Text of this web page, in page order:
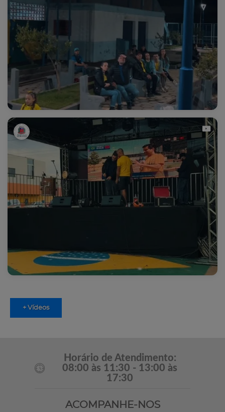
+ Vídeos
Horário de Atendimento:
08:00 às 11:30 - 13:00 às
17:30
ACOMPANHE-NOS